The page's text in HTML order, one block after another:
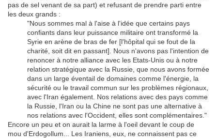
pas de sel venant de sa part) et refusant de prendre parti entre
les deux grands :
"Nous sommes mal à l'aise à l'idée que certains pays
confiants dans leur puissance militaire ont transformé la
Syrie en arène de bras de fer [l'hôpital qui se fout de la
charité, soit dit en passant]. Nous n'avons pas l'intention de
renoncer à notre alliance avec les Etats-Unis ou à notre
relation stratégique avec la Russie, que nous avons formée
dans un large éventail de domaines comme l'énergie, la
sécurité ou le travail commun sur les problèmes régionaux,
avec l'Iran également. Nos relations avec des pays comme
la Russie, l'Iran ou la Chine ne sont pas une alternative à
nos relations avec l'Occident, elles sont complémentaires."
Encore un peu et on aurait la larme à l'oeil devant le coup de
mou d'Erdogollum... Les Iraniens, eux, ne connaissent pas ce